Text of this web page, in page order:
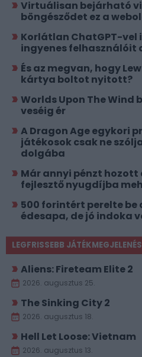
Virtuálisan bejárható
böngésződet ez a
Korlátlan ChatGPT-vel
ingyenes felhasználóit
És az megvan, hogy
kártya boltot nyitott?
Worlds Upon The Wind
veséig ér
A Dragon Age egykori
játékosok csak ne
dolgába
Már annyi pénzt hozott
fejlesztő nyugdíjba
500 forintért perelte be
édesapa, de jó indoka
LEGFRISSEBB
Aliens: Fireteam Elite 2
2026. augusztus 25.
The Sinking City 2
2026. augusztus 18.
Hell Let Loose: Vietnam
2026. augusztus 13.